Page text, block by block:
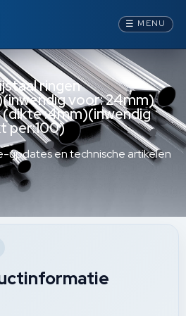
☰ MENU
ringen
voor: 24mm)
:4mm)(inwendig
per:100)
updates en technische artikelen